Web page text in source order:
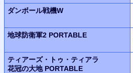
ダンボール戦機W
地球防衛軍2 PORTABLE
ティアーズ・トゥ・ティアラ
花冠の大地 PORTABLE